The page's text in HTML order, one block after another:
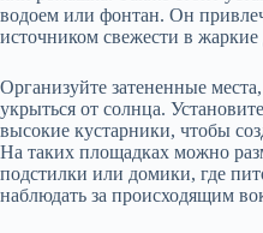
водоем или фонтан. Он
источником свежести в жаркие
Организуйте затененные
укрыться от солнца.
высокие кустарники, чтобы
На таких площадках можно
подстилки или домики, где
наблюдать за происходящим